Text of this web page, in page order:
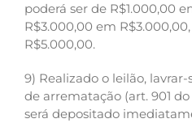
poderá ser de R$1.000,00
R$3.000,00 em
R$5.000,00.
9) Realizado o leilão,
de arrematação (art. 901
será depositado